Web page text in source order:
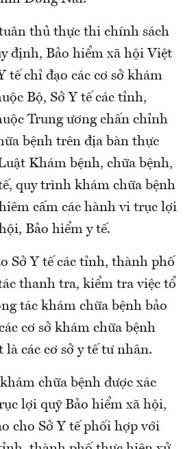
thủ thực thi chính sách
định, Bảo hiểm xã hội Việt
tế chỉ đạo các cơ sở khám
Bộ, Sở Y tế các tỉnh,
Trung ương chấn chỉnh
bệnh trên địa bàn thực
Khám bệnh, chữa bệnh,
quy trình khám chữa bệnh
cấm các hành vi trục lợi
Bảo hiểm y tế.
Sở Y tế các tỉnh, thành phố
thanh tra, kiểm tra việc tổ
tác khám chữa bệnh bảo
cơ sở khám chữa bệnh
các cơ sở y tế tư nhân.
chữa bệnh được xác
lợi quỹ Bảo hiểm xã hội,
cho Sở Y tế phối hợp với